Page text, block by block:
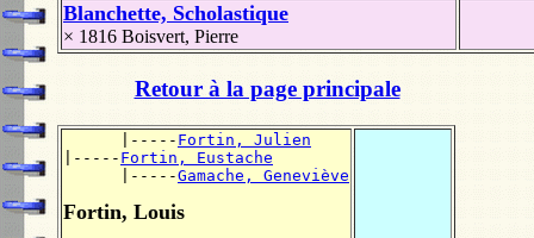
Blanchette, Scholastique
× 1816 Boisvert, Pierre
Retour à la page principale
      |-----
Fortin, Julien
|----- Fortin, Eustache
      |-----
Gamache, Geneviève
Fortin, Louis